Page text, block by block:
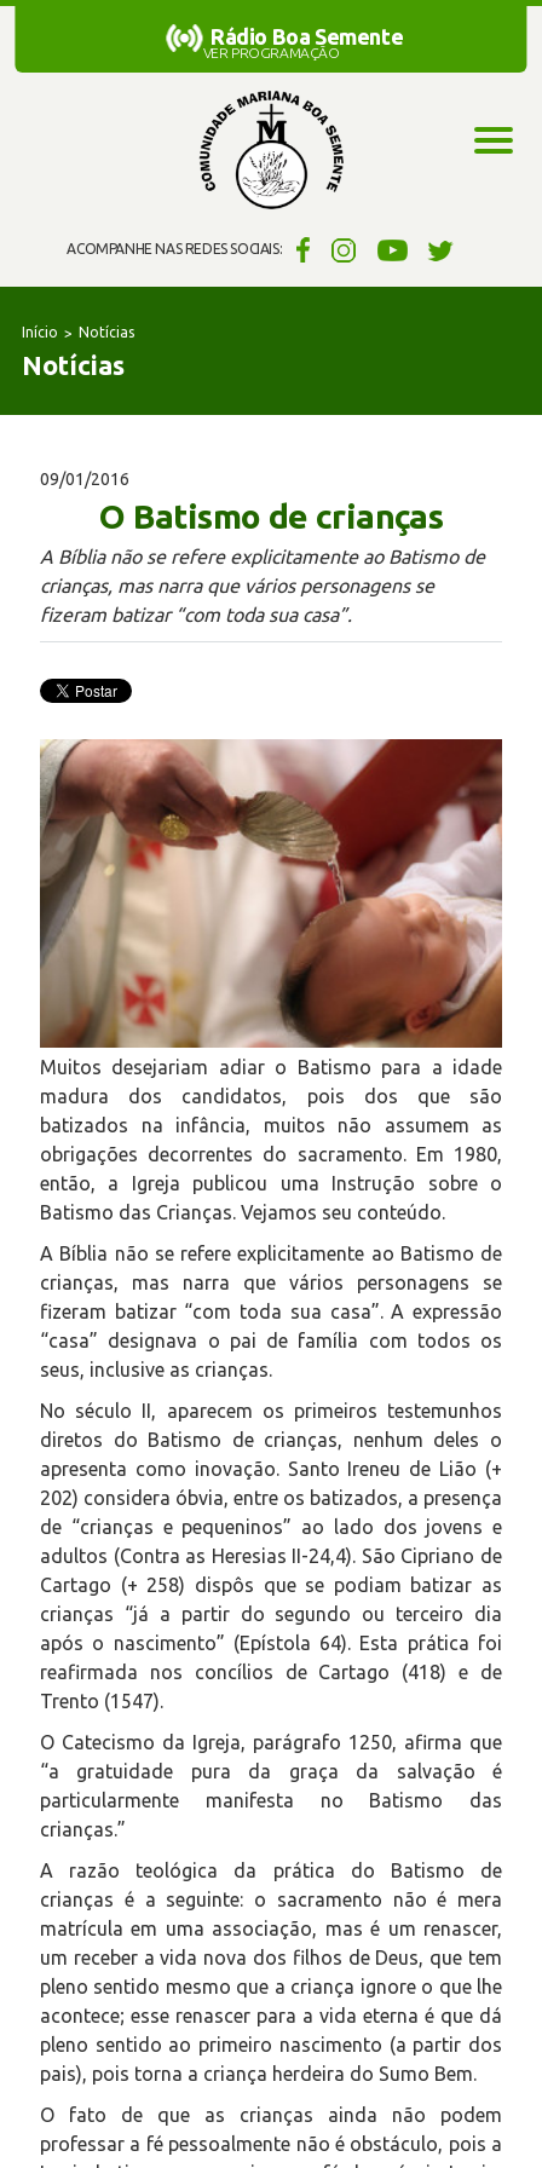
ACOMPANHE NAS REDES SOCIAIS:
Rádio Boa Semente
Rádio Boa Semente
VER PROGRAMAÇÃO
Início Notícias
Notícias
09/01/2016
O Batismo de crianças
A Bíblia não se refere explicitamente ao Batismo de
crianças, mas narra que vários personagens se
fizeram batizar “com toda sua casa”.
Muitos desejariam adiar o Batismo para a idade
madura dos candidatos, pois dos que são
batizados na infância, muitos não assumem as
obrigações decorrentes do sacramento. Em 1980,
então, a Igreja publicou uma Instrução sobre o
Batismo das Crianças. Vejamos seu conteúdo.
A Bíblia não se refere explicitamente ao Batismo de
crianças, mas narra que vários personagens se
fizeram batizar “com toda sua casa”. A expressão
“casa” designava o pai de família com todos os
seus, inclusive as crianças.
No século II, aparecem os primeiros testemunhos
diretos do Batismo de crianças, nenhum deles o
apresenta como inovação. Santo Ireneu de Lião (+
202) considera óbvia, entre os batizados, a presença
de “crianças e pequeninos” ao lado dos jovens e
adultos (Contra as Heresias II-24,4). São Cipriano de
Cartago (+ 258) dispôs que se podiam batizar as
crianças “já a partir do segundo ou terceiro dia
após o nascimento” (Epístola 64). Esta prática foi
reafirmada nos concílios de Cartago (418) e de
Trento (1547).
O Catecismo da Igreja, parágrafo 1250, afirma que
“a gratuidade pura da graça da salvação é
particularmente manifesta no Batismo das
crianças.”
A razão teológica da prática do Batismo de
crianças é a seguinte: o sacramento não é mera
matrícula em uma associação, mas é um renascer,
um receber a vida nova dos filhos de Deus, que tem
pleno sentido mesmo que a criança ignore o que lhe
acontece; esse renascer para a vida eterna é que dá
pleno sentido ao primeiro nascimento (a partir dos
pais), pois torna a criança herdeira do Sumo Bem.
O fato de que as crianças ainda não podem
professar a fé pessoalmente não é obstáculo, pois a